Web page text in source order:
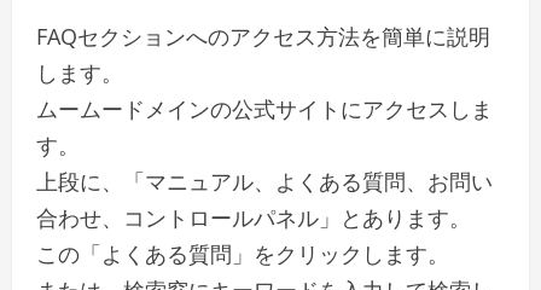
FAQセクションへのアクセス方法を簡単に説明
します。
ムームードメインの公式サイトにアクセスしま
す。
上段に、「マニュアル、よくある質問、お問い
合わせ、コントロールパネル」とあります。
この「よくある質問」をクリックします。